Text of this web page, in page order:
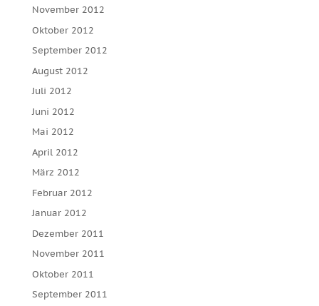
November 2012
Oktober 2012
September 2012
August 2012
Juli 2012
Juni 2012
Mai 2012
April 2012
März 2012
Februar 2012
Januar 2012
Dezember 2011
November 2011
Oktober 2011
September 2011